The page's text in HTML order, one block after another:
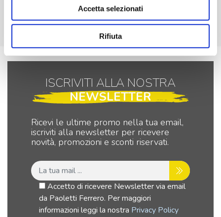
Accetta selezionati
Rifiuta
e
monocristallino
400W
Aggiungi
ISCRIVITI ALLA NOSTRA
NEWSLETTER
Ricevi le ultime promo nella tua email,
iscriviti alla newsletter per ricevere
novità, promozioni e sconti riservati.
Accetto di ricevere Newsletter via email
da Paoletti Ferrero. Per maggiori
informazioni leggi la nostra Privacy Policy